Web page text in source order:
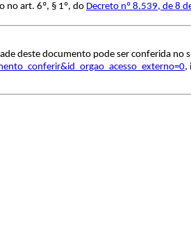
no art. 6º, § 1º, do Decreto nº 8.539, de 8
deste documento pode ser conferida no
,